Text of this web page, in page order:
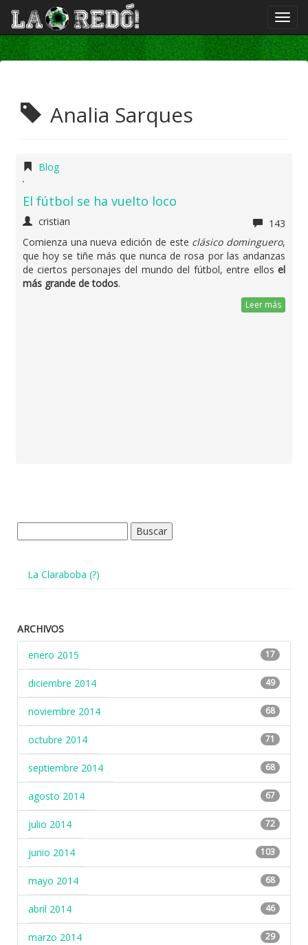
Analia Sarques
Blog
El fútbol se ha vuelto loco
cristian
143
Comienza una nueva edición de este clásico dominguero,
que hoy se tiñe más que nunca de rosa por las andanzas
de ciertos personajes del mundo del fútbol, entre ellos el
más grande de todos.
Leer más
La Claraboba (?)
ARCHIVOS
enero 2015
17
diciembre 2014 49
noviembre 2014 68
octubre 2014 71
septiembre 2014 68
agosto 2014 67
julio 2014 72
junio 2014 103
mayo 2014 68
abril 2014 46
marzo 2014 29